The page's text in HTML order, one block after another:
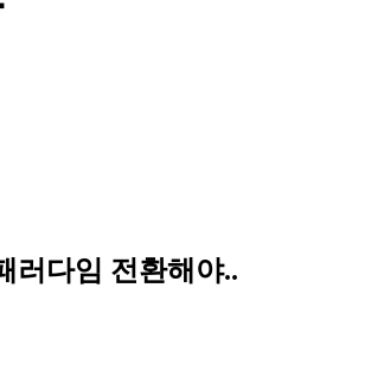
러다임 전환해야..